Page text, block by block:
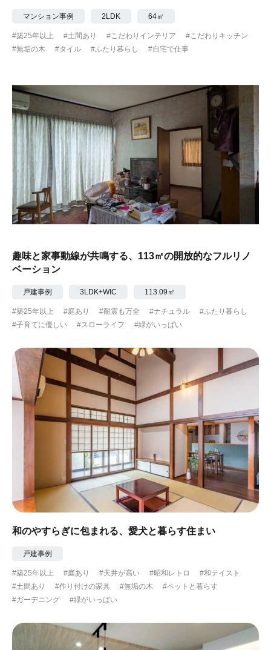
マンション事例 2LDK 64㎡
#築25年以上 #土間あり #こだわりインテリア
#こだわりキッチン
#無垢の木
#タイル #ふたり暮らし #自宅で仕事
趣味と家事動線が共鳴する、113㎡の開放的なフルリノ
ベーション
戸建事例 3LDK+WIC 113.09㎡
#築25年以上 #庭あり #耐震も万全 #ナチュラル
#ふたり暮らし
#子育てに優しい
#スローライフ #緑がいっぱい
和のやすらぎに包まれる、愛犬と暮らす住まい
戸建事例
#築25年以上 #庭あり #天井が高い #昭和レトロ
#和テイスト
#土間あり
#作り付けの家具 #無垢の木
#ペットと暮らす
#ガーデニング
#緑がいっぱい